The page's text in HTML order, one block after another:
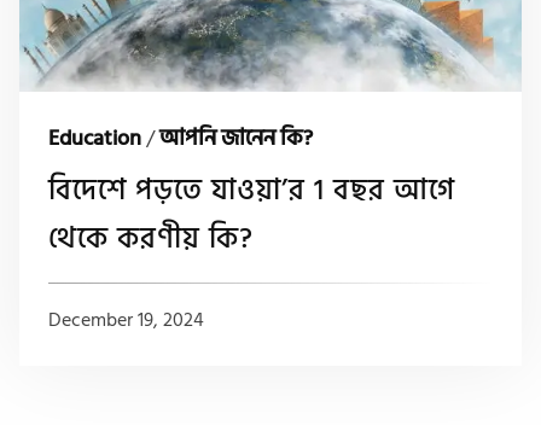
Education/আপনি জানেন কি?
বিদেশে পড়তে যাওয়া’র 1 বছর আগে
থেকে করণীয় কি?
December 19, 2024